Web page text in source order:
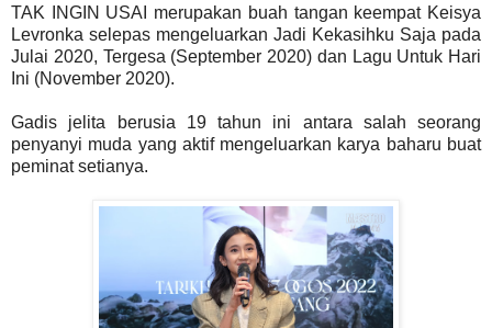
TAK INGIN USAI merupakan buah tangan keempat Keisya
Levronka selepas mengeluarkan Jadi Kekasihku Saja pada
Julai 2020, Tergesa (September 2020) dan Lagu Untuk Hari
Ini (November 2020).
Gadis jelita berusia 19 tahun ini antara salah seorang
penyanyi muda yang aktif mengeluarkan karya baharu buat
peminat setianya.